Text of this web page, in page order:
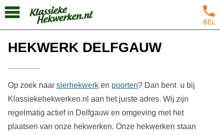
HEKWERK DELFGAUW
Op zoek naar sierhekwerk en poorten? Dan bent u bij
Klassiekehekwerken.nl aan het juiste adres. Wij zijn
regelmatig actief in Delfgauw en omgeving met het
plaatsen van onze hekwerken. Onze hekwerken staan